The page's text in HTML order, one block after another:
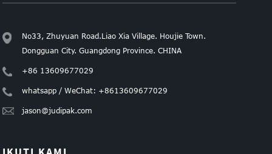
No33, Zhuyuan Road.Liao Xia Village. Houjie Town.
Dongguan City. Guangdong Province. CHINA
+86 13609677029
whatsapp / WeChat: +8613609677029
jason@judipak.com